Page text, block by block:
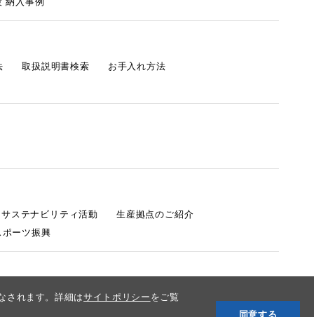
されます。詳細はサイトポリシー をご覧
同意する
取扱説明書検索 お手入れ方法
ステナビリティ活動
生産拠点のご紹介
ポーツ振興